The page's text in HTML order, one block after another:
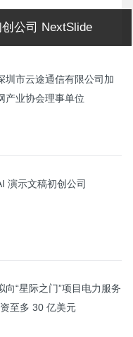
公司 NextSlide
圳市云途通信有限公司加
产业协会理事单位
演示文稿初创公司
向“星际之门”项目电力服务
至多 30 亿美元